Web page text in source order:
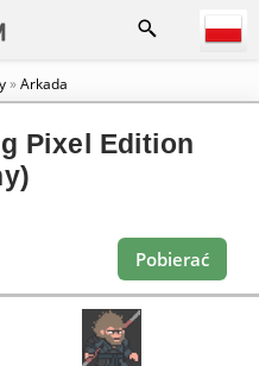
»Arkada
Pixel Edition
Pobierać